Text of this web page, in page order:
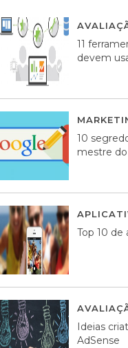
11
devem
10
mestre
Top 10 de
Ideias
AdSense